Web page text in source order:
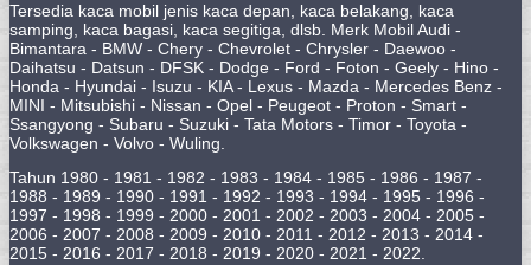
Tersedia kaca mobil jenis kaca depan, kaca belakang, kaca
samping, kaca bagasi, kaca segitiga, dlsb. Merk Mobil Audi -
Bimantara - BMW - Chery - Chevrolet - Chrysler - Daewoo -
Daihatsu - Datsun - DFSK - Dodge - Ford - Foton - Geely - Hino -
Honda - Hyundai - Isuzu - KIA - Lexus - Mazda - Mercedes Benz -
MINI - Mitsubishi - Nissan - Opel - Peugeot - Proton - Smart -
Ssangyong - Subaru - Suzuki - Tata Motors - Timor - Toyota -
Volkswagen - Volvo - Wuling.
Tahun 1980 - 1981 - 1982 - 1983 - 1984 - 1985 - 1986 - 1987 -
1988 - 1989 - 1990 - 1991 - 1992 - 1993 - 1994 - 1995 - 1996 -
1997 - 1998 - 1999 - 2000 - 2001 - 2002 - 2003 - 2004 - 2005 -
2006 - 2007 - 2008 - 2009 - 2010 - 2011 - 2012 - 2013 - 2014 -
2015 - 2016 - 2017 - 2018 - 2019 - 2020 - 2021 - 2022.